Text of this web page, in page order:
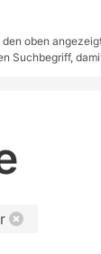
den oben
Suchbegriff,